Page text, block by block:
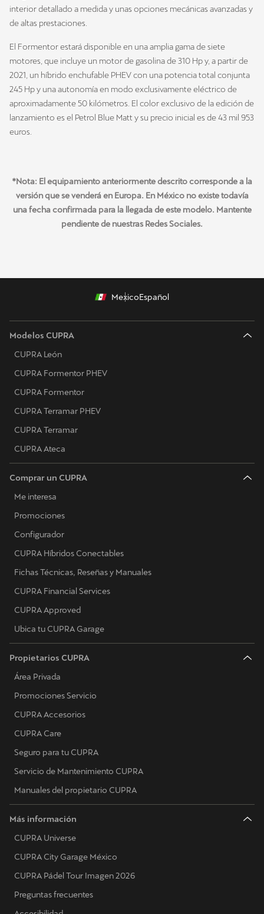
interior detallado a medida y unas opciones mecánicas avanzadas y
de altas prestaciones.
El Formentor estará disponible en una amplia gama de siete
motores, que incluye un motor de gasolina de 310 Hp y, a partir de
2021, un híbrido enchufable PHEV con una potencia total conjunta
245 Hp y una autonomía en modo exclusivamente eléctrico de
aproximadamente 50 kilómetros. El color exclusivo de la edición de
lanzamiento es el Petrol Blue Matt y su precio inicial es de 43 mil 953
euros.
*Nota: El equipamiento anteriormente descrito corresponde a la
versión que se venderá en Europa. En México no existe todavía
una fecha confirmada para la llegada de este modelo. Mantente
pendiente de nuestras Redes Sociales.
MexicoEspañol
Modelos CUPRA
CUPRA León
CUPRA Formentor PHEV
CUPRA Formentor
CUPRA Terramar PHEV
CUPRA Terramar
CUPRA Ateca
Comprar un CUPRA
Me interesa
Promociones
Configurador
CUPRA Híbridos Conectables
Fichas Técnicas, Reseñas y Manuales
CUPRA Financial Services
CUPRA Approved
Ubica tu CUPRA Garage
Propietarios CUPRA
Área Privada
Promociones Servicio
CUPRA Accesorios
CUPRA Care
Seguro para tu CUPRA
Servicio de Mantenimiento CUPRA
Manuales del propietario CUPRA
Más información
CUPRA Universe
CUPRA City Garage México
CUPRA Pádel Tour Imagen 2026
Preguntas frecuentes